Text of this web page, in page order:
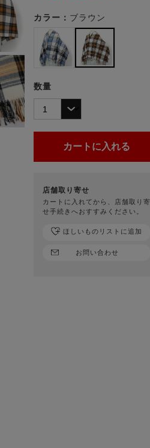
カラー： ブラウン
数量
店舗取り寄せ
カートに入れてから、店舗取り寄
せ手続きへおすすみください。
お問い合わせ
ほしいものリストに追加